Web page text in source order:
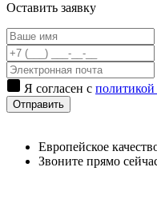
Оставить заявку
Я согласен с
Отправить
Европейское
Звоните прямо